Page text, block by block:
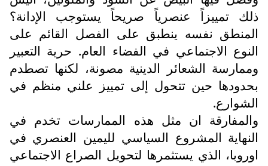
ذلك تمييزاً عنصرياً صريحاً يستوجب الإدانة؟
المنطق نفسه ينطبق على الفصل القائم على
النوع الاجتماعي في الفضاء العام. حرية التعبير
وممارسة الشعائر الدينية مصونة، لكنها تصطدم
بحدودها حين تتحول إلى تمييز علني منظم في
الشوارع.
والمفارقة ان مثل هذه الممارسات تخدم في
النهاية المشروع السياسي لليمين العنصري في
اوروبا، الذي يستثمرها لتحويل الصراع الاجتماعي